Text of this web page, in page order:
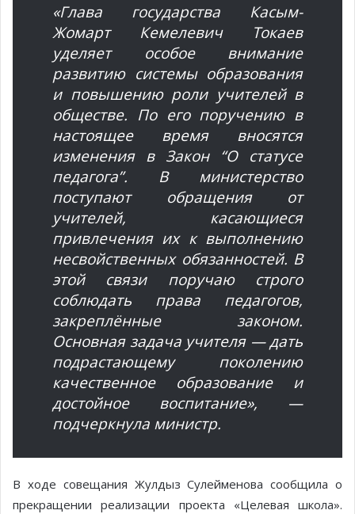
«Глава государства Касым-
Жомарт Кемелевич Токаев
уделяет особое внимание
развитию системы образования
и повышению роли учителей в
обществе. По его поручению в
настоящее время вносятся
изменения в Закон “О статусе
педагога”. В министерство
поступают обращения от
учителей, касающиеся
привлечения их к выполнению
несвойственных обязанностей. В
этой связи поручаю строго
соблюдать права педагогов,
закреплённые законом.
Основная задача учителя — дать
подрастающему поколению
качественное образование и
достойное воспитание», —
подчеркнула министр.
В ходе совещания Жулдыз Сулейменова сообщила о
прекращении реализации проекта «Целевая школа».